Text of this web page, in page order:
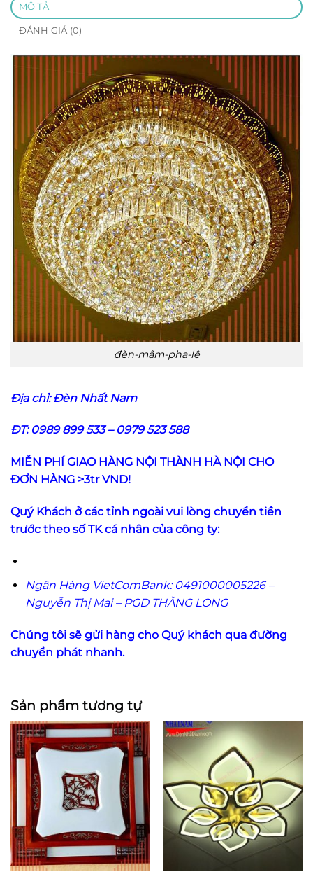
MÔ TẢ
ĐÁNH GIÁ (0)
đèn-mâm-pha-lê
Địa chỉ:Đèn Nhất Nam
ĐT: 0989 899 533 – 0979 523 588
MIỄN PHÍ GIAO HÀNG NỘI THÀNH HÀ NỘI CHO
ĐƠN HÀNG >3tr VND!
Quý Khách ở các tỉnh ngoài vui lòng chuyển tiền
trước theo số TK cá nhân của công ty:
Ngân Hàng VietComBank: 0491000005226 –
Nguyễn Thị Mai – PGD THĂNG LONG
Chúng tôi sẽ gửi hàng cho Quý khách qua đường
chuyển phát nhanh.
Sản phẩm tương tự